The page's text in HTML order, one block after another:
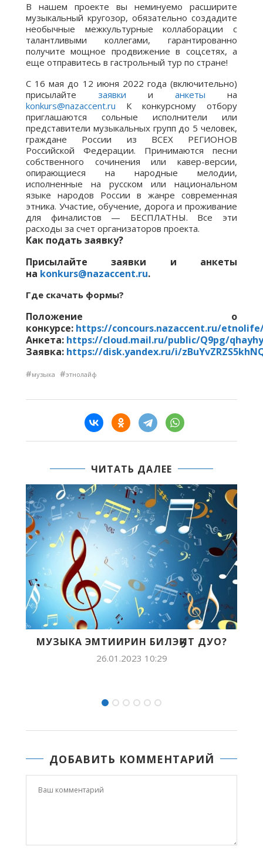
В нашем проекте вы неминуемо расширите
музыкальный кругозор, обязательно создадите
необычные межкультурные коллаборации с
талантливыми коллегами, гарантированно
получите мощное продвижение в соцсетях, а
еще отправитесь в гастрольный тур по стране!
С 16 мая до 12 июня 2022 года (включительно)
присылайте заявки и анкеты на
konkurs@nazaccent.ru К конкурсному отбору
приглашаются сольные исполнители или
представители музыкальных групп до 5 человек,
граждане России из ВСЕХ РЕГИОНОВ
Российской Федерации. Принимаются песни
собственного сочинения или кавер-версии,
опирающиеся на народные мелодии,
исполненные на русском или национальном
языке народов России в жанре современная
этника. Участие, обучение, дорога и проживание
для финалистов — БЕСПЛАТНЫ. Все эти
расходы за счет организаторов проекта.
Как подать заявку?
Присылайте заявки и анкеты
на konkurs@nazaccent.ru.
Где скачать формы?
Положение о
конкурсе: https://concours.nazaccent.ru/
Анкета: https://cloud.mail.ru/public/Q9pg/
Заявка: https://disk.yandex.ru/i/
#музыка #этнолайф
ЧИТАТЬ ДАЛЕЕ
ДУО?
МУЗЫКА В МОЕЙ ЖИЗНИ:
РЕСПУБЛИКАНСКАЯ
ДОБАВИТЬ КОММЕНТАРИЙ